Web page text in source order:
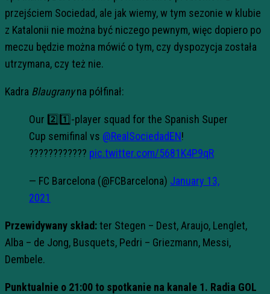
przejściem Sociedad, ale jak wiemy, w tym sezonie w klubie
z Katalonii nie można być niczego pewnym, więc dopiero po
meczu będzie można mówić o tym, czy dyspozycja została
utrzymana, czy też nie.
Kadra Blaugranyna półfinał:
Our 2️⃣1️⃣-player squad for the Spanish Super
Cup semifinal vs @RealSociedadEN!
???????????? pic.twitter.com/5681K4P9qR
— FC Barcelona (@FCBarcelona) January 13,
2021
Przewidywany skład:ter Stegen – Dest, Araujo, Lenglet,
Alba – de Jong, Busquets, Pedri – Griezmann, Messi,
Dembele.
Punktualnie o 21:00 to spotkanie na kanale 1. Radia GOL